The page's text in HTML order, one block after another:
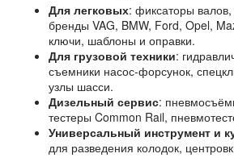
Для легковых: фиксаторы
бренды VAG, BMW, Ford, Opel,
ключи, шаблоны и оправки.
Для грузовой техники:
съемники насос-форсунок,
узлы шасси.
Дизельный сервис:
тестеры Common Rail,
Универсальный инструмент и
для разведения колодок,